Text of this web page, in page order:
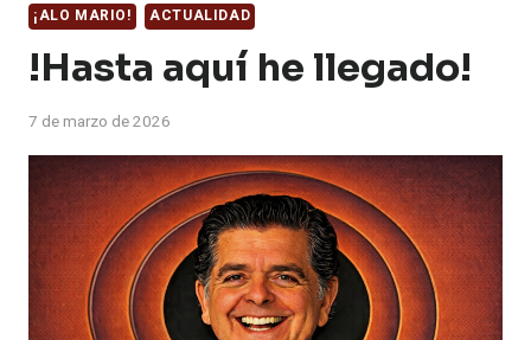
¡ALO MARIO! ACTUALIDAD
!Hasta aquí he llegado!
7 de marzo de 2026